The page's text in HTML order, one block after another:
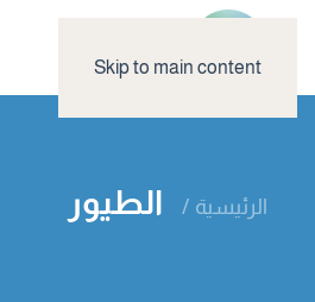
Skip to main content
الرئيسية الطيور